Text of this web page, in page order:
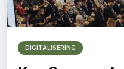
DIGITALISERING